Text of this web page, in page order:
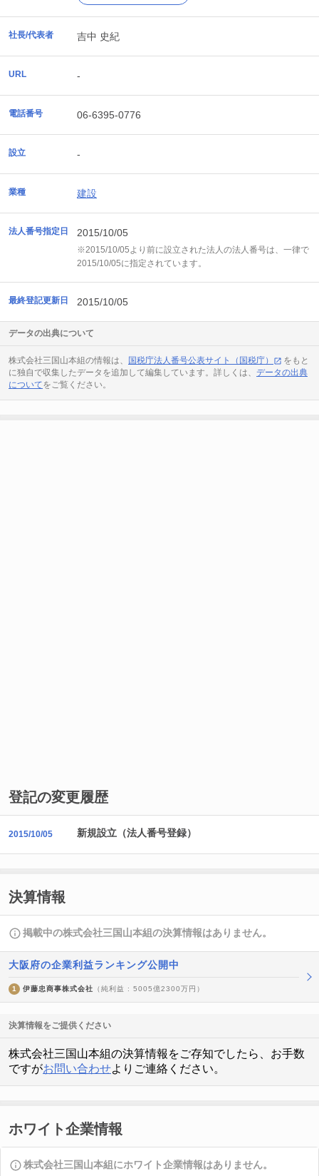
社長/代表者 吉中 史紀
URL -
電話番号 06-6395-0776
設立 -
業種 建設
法人番号指定日 2015/10/05
※2015/10/05より前に設立された法人の法人番号は、一律で
2015/10/05に指定されています。
最終登記更新日 2015/10/05
データの出典について
株式会社三国山本組の情報は、 国税庁法人番号公表サイト（国税庁）
をもと
に独自で収集したデータを追加して編集しています。詳しくは、 データの出典
についてをご覧ください。
登記の変更履歴
2015/10/05 新規設立（法人番号登録）
決算情報
掲載中の株式会社三国山本組の決算情報はありません。
大阪府の企業利益ランキング公開中
1 伊藤忠商事株式会社 （純利益 : 5005億2300万円）
決算情報をご提供ください
株式会社三国山本組の決算情報をご存知でしたら、お手数
ですがお問い合わせよりご連絡ください。
ホワイト企業情報
株式会社三国山本組にホワイト企業情報はありません。